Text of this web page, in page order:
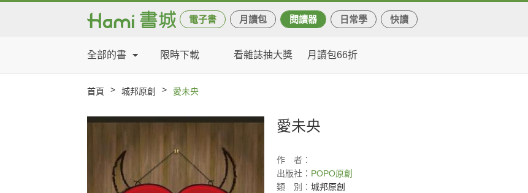
電子書 月讀包 閱讀器 日常學 快讀
全部的書 限時下載 看雜誌抽大獎 月讀包66折
首頁 > 城邦原創 > 愛未央
愛未央
作
者：
出版社： POPO原創
類
別： 城邦原創